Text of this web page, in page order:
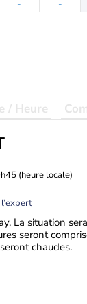
- -
/ Heure
(heure locale)
La situation
seront
chaudes.